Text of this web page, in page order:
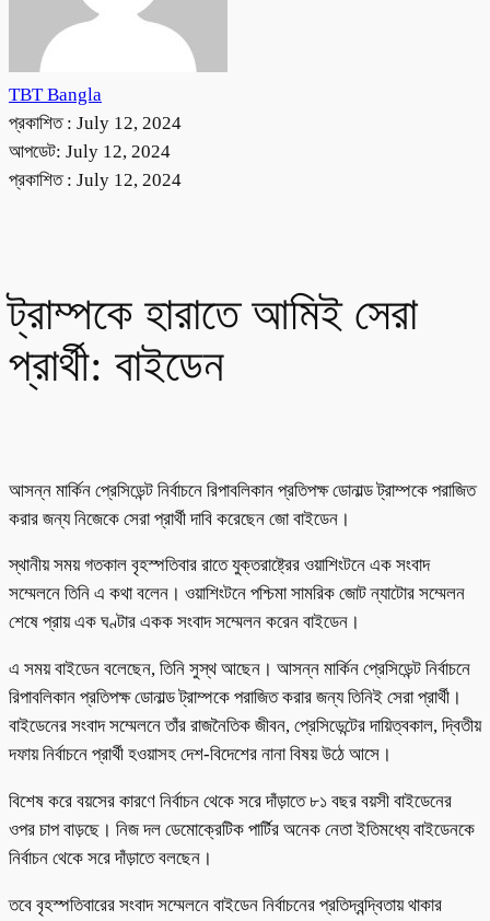
TBT Bangla
প্রকাশিত : July 12, 2024
আপডেট: July 12, 2024
প্রকাশিত : July 12, 2024
ট্রাম্পকে হারাতে আমিই সেরা
প্রার্থী: বাইডেন
আসন্ন মার্কিন প্রেসিডেন্ট নির্বাচনে রিপাবলিকান প্রতিপক্ষ ডোনাল্ড ট্রাম্পকে পরাজিত
করার জন্য নিজেকে সেরা প্রার্থী দাবি করেছেন জো বাইডেন।
স্থানীয় সময় গতকাল বৃহস্পতিবার রাতে যুক্তরাষ্ট্রের ওয়াশিংটনে এক সংবাদ
সম্মেলনে তিনি এ কথা বলেন। ওয়াশিংটনে পশ্চিমা সামরিক জোট ন্যাটোর সম্মেলন
শেষে প্রায় এক ঘণ্টার একক সংবাদ সম্মেলন করেন বাইডেন।
এ সময় বাইডেন বলেছেন, তিনি সুস্থ আছেন। আসন্ন মার্কিন প্রেসিডেন্ট নির্বাচনে
রিপাবলিকান প্রতিপক্ষ ডোনাল্ড ট্রাম্পকে পরাজিত করার জন্য তিনিই সেরা প্রার্থী।
বাইডেনের সংবাদ সম্মেলনে তাঁর রাজনৈতিক জীবন, প্রেসিডেন্টের দায়িত্বকাল, দ্বিতীয়
দফায় নির্বাচনে প্রার্থী হওয়াসহ দেশ-বিদেশের নানা বিষয় উঠে আসে।
বিশেষ করে বয়সের কারণে নির্বাচন থেকে সরে দাঁড়াতে ৮১ বছর বয়সী বাইডেনের
ওপর চাপ বাড়ছে। নিজ দল ডেমোক্রেটিক পার্টির অনেক নেতা ইতিমধ্যে বাইডেনকে
নির্বাচন থেকে সরে দাঁড়াতে বলছেন।
তবে বৃহস্পতিবারের সংবাদ সম্মেলনে বাইডেন নির্বাচনের প্রতিদ্বন্দ্বিতায় থাকার